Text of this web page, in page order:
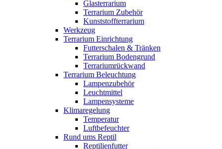
Glasterrarium
Terrarium Zubehör
Kunststoffterrarium
Werkzeug
Terrarium Einrichtung
Futterschalen & Tränken
Terrarium Bodengrund
Terrariumrückwand
Terrarium Beleuchtung
Lampenzubehör
Leuchtmittel
Lampensysteme
Klimaregelung
Temperatur
Luftbefeuchter
Rund ums Reptil
Reptilienfutter